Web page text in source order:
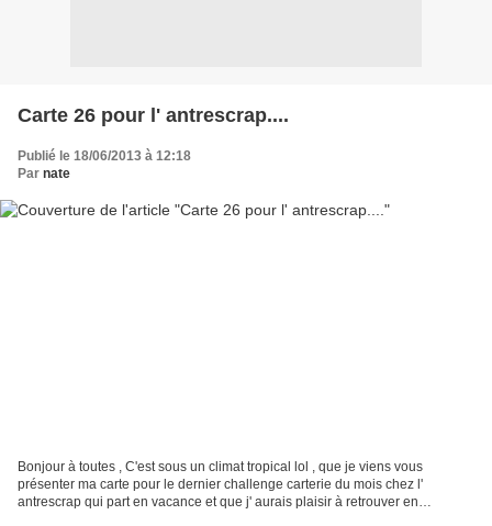
Carte 26 pour l' antrescrap....
Publié le 18/06/2013 à 12:18
Par nate
Bonjour à toutes , C'est sous un climat tropical lol , que je viens vous
présenter ma carte pour le dernier challenge carterie du mois chez l'
antrescrap qui part en vacance et que j' aurais plaisir à retrouver en